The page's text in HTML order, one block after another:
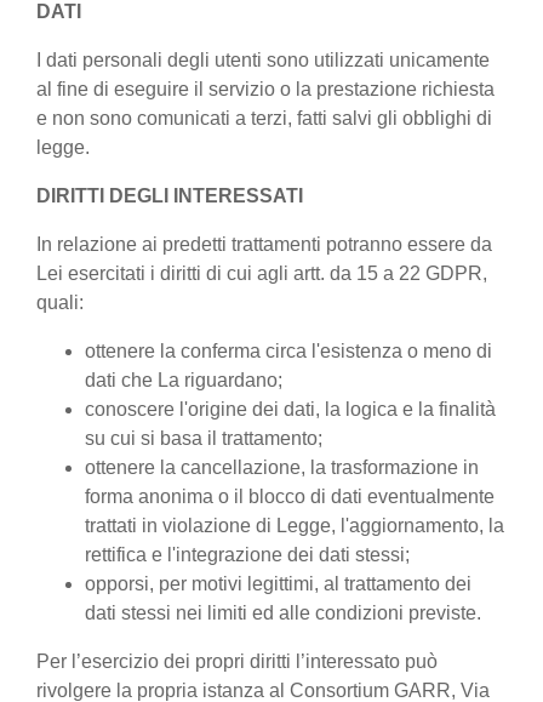
DATI
I dati personali degli utenti sono utilizzati unicamente
al fine di eseguire il servizio o la prestazione richiesta
e non sono comunicati a terzi, fatti salvi gli obblighi di
legge.
DIRITTI DEGLI INTERESSATI
In relazione ai predetti trattamenti potranno essere da
Lei esercitati i diritti di cui agli artt. da 15 a 22 GDPR,
quali:
ottenere la conferma circa l'esistenza o meno di
dati che La riguardano;
conoscere l'origine dei dati, la logica e la finalità
su cui si basa il trattamento;
ottenere la cancellazione, la trasformazione in
forma anonima o il blocco di dati eventualmente
trattati in violazione di Legge, l'aggiornamento, la
rettifica e l'integrazione dei dati stessi;
opporsi, per motivi legittimi, al trattamento dei
dati stessi nei limiti ed alle condizioni previste.
Per l’esercizio dei propri diritti l’interessato può
rivolgere la propria istanza al Consortium GARR, Via